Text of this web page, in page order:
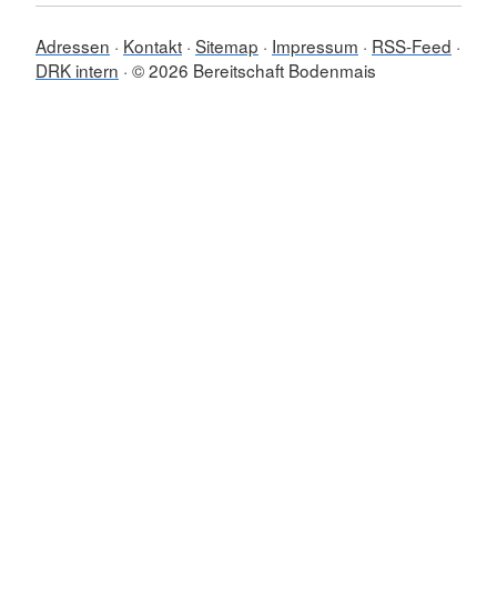
Adressen Kontakt Sitemap Impressum
RSS-Feed
DRK intern © 2026 Bereitschaft Bodenmais